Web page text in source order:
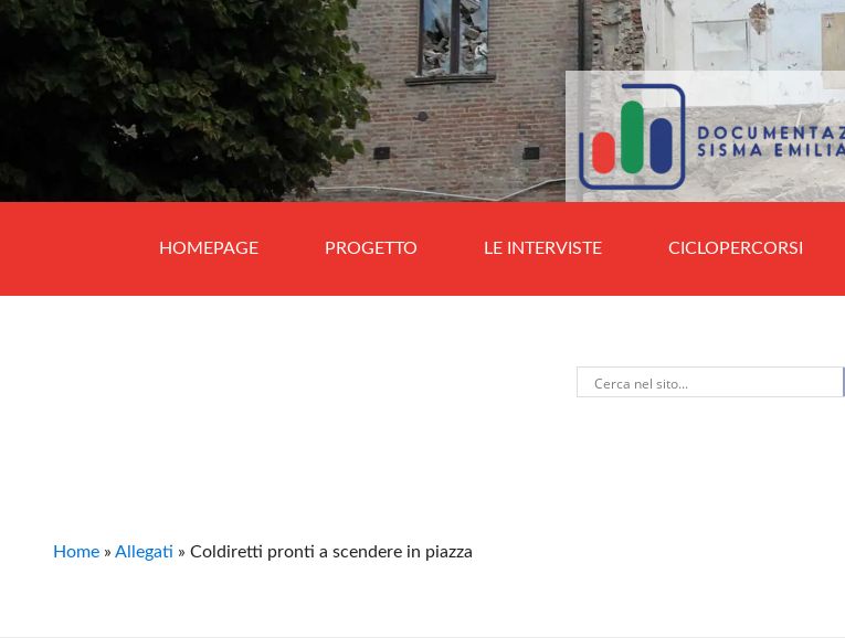
HOMEPAGE PROGETTO LE INTERVISTE CICLOPERCORSI
Home » Allegati » Coldiretti pronti a scendere in piazza